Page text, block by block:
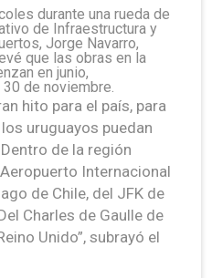
durante una rueda de
de Infraestructura y
Jorge Navarro,
que las obras en la
en junio,
de noviembre.
hito para el país, para
uruguayos puedan
de la región
Internacional
de Chile, del JFK de
Charles de Gaulle de
Unido”, subrayó el